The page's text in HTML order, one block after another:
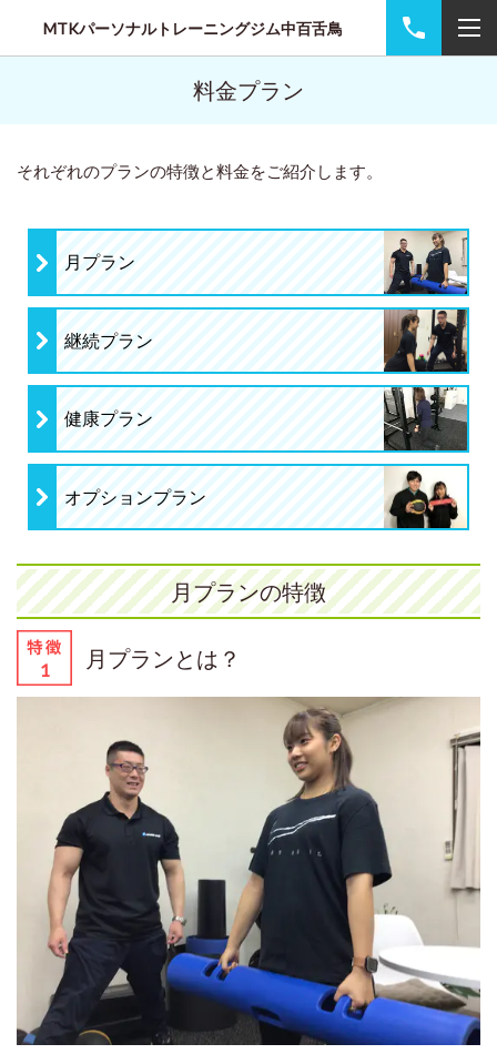
MTKパーソナルトレーニングジム中百舌鳥
料金プラン
それぞれのプランの特徴と料金をご紹介します。
月プラン
継続プラン
健康プラン
オプションプラン
月プランの特徴
月プランとは？